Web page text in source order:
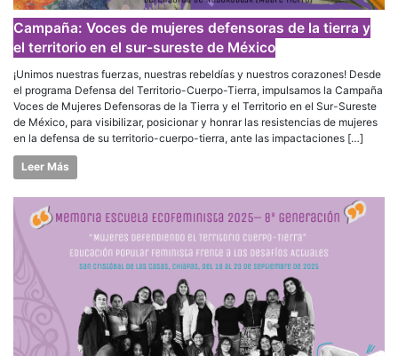
Campaña: Voces de mujeres defensoras de la tierra y
el territorio en el sur-sureste de México
¡Unimos nuestras fuerzas, nuestras rebeldías y nuestros corazones! Desde
el programa Defensa del Territorio-Cuerpo-Tierra, impulsamos la Campaña
Voces de Mujeres Defensoras de la Tierra y el Territorio en el Sur-Sureste
de México, para visibilizar, posicionar y honrar las resistencias de mujeres
en la defensa de su territorio-cuerpo-tierra, ante las impactaciones […]
Leer Más